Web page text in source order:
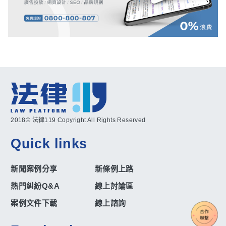
2018© 法律119 Copyright All Rights Reserved
Quick links
新聞案例分享
新條例上路
熱門糾紛Q&A
線上討論區
案例文件下載
線上諮詢